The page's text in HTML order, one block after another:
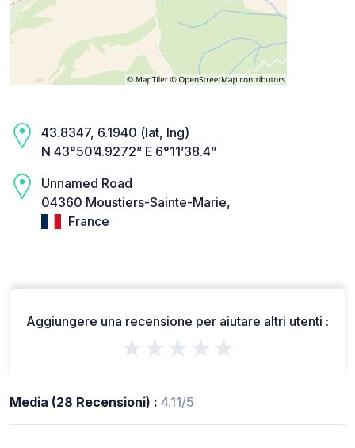
43.8347, 6.1940 (lat, lng)
N 43°50’4.9272” E 6°11’38.4”
Unnamed Road
04360 Moustiers-Sainte-Marie,
France
Aggiungere una recensione per aiutare altri utenti :
★★★★★
Media (28 Recensioni) : 4.11/5